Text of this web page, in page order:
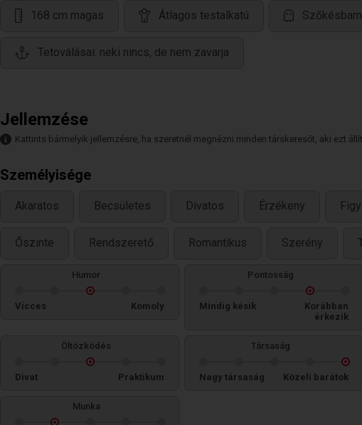
168 cm magas Átlagos testalkatú
Tetoválásai: neki nincs, de nem zavarja
Jellemzése
Kattints bármelyik jellemzésre, ha szeretnél megnézni minden társkeresőt, aki ezt
Személyisége
Akaratos Becsületes Divatos Érzékeny
Őszinte Rendszerető Romantikus Szerény
Humor
Vicces Komoly
Pontosság
Mindig késik
Korábban
érkezik
Öltözködés
Divat Praktikum
Társaság
Nagy társaság Közeli barátok
Munka